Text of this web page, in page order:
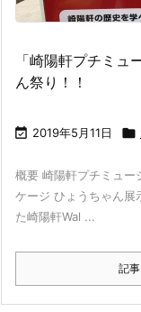
「崎陽軒プチミュ
ん祭り！！
 2019年5月11日 
概要 崎陽軒プチミュー
ケージ ひょうちゃん展
た崎陽軒Wal ...
記